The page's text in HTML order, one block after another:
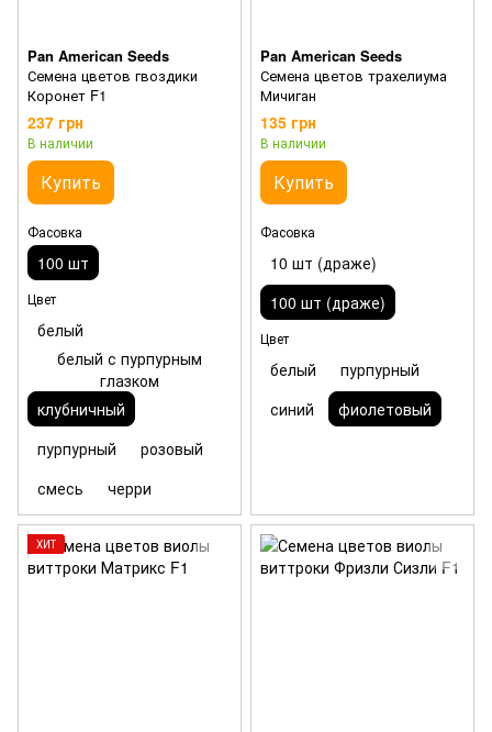
Pan American Seeds
Семена цветов гвоздики
Коронет F1
237 грн
В наличии
Купить
Фасовка
100 шт
Цвет
белый
белый с пурпурным
глазком
клубничный
пурпурный
розовый
смесь
черри
Pan American Seeds
Семена цветов трахелиума
Мичиган
135 грн
В наличии
Купить
Фасовка
10 шт (драже)
100 шт (драже)
Цвет
белый
пурпурный
синий
фиолетовый
ХИТ